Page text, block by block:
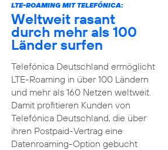
LTE-ROAMING MIT TELEFÓNICA:
Weltweit rasant
durch mehr als 100
Länder surfen
Telefónica Deutschland ermöglicht
LTE-Roaming in über 100 Ländern
und mehr als 160 Netzen weltweit.
Damit profitieren Kunden von
Telefónica Deutschland, die über
ihren Postpaid-Vertrag eine
Datenroaming-Option gebucht